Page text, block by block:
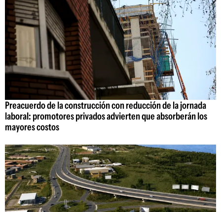
Preacuerdo de la construcción con reducción de la jornada
laboral: promotores privados advierten que absorberán los
mayores costos